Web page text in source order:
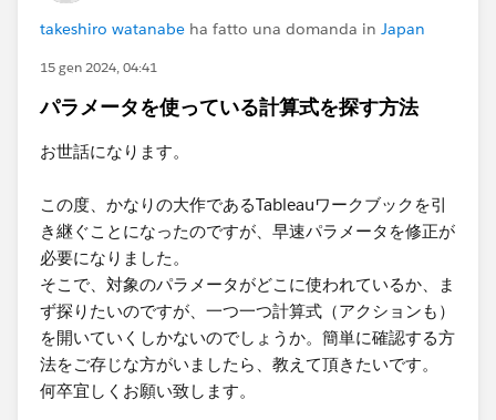
takeshiro watanabe ha fatto una domanda in Japan
15 gen 2024, 04:41
パラメータを使っている計算式を探す方法
お世話になります。
この度、かなりの大作であるTableauワークブックを引
き継ぐことになったのですが、早速パラメータを修正が
必要になりました。
そこで、対象のパラメータがどこに使われているか、ま
ず探りたいのですが、一つ一つ計算式（アクションも）
を開いていくしかないのでしょうか。簡単に確認する方
法をご存じな方がいましたら、教えて頂きたいです。
何卒宜しくお願い致します。